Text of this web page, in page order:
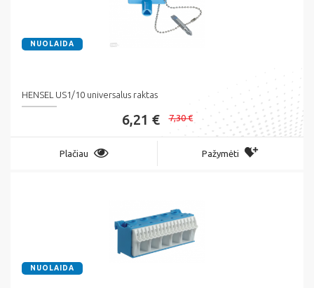
NUOLAIDA
HENSEL US1/10 universalus raktas
6,21 € 7,30 €
Plačiau Pažymėti
NUOLAIDA